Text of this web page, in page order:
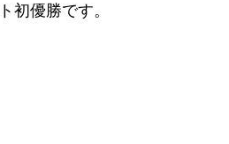
初優勝です。